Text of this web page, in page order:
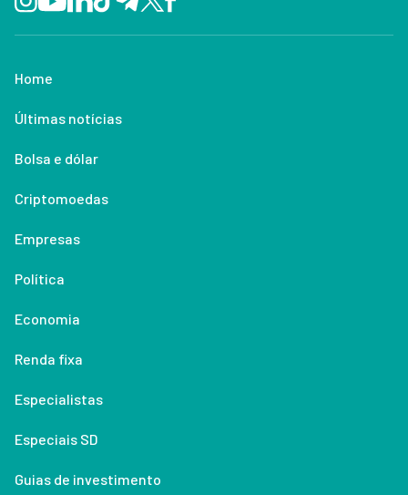
Home
Últimas notícias
Bolsa e dólar
Criptomoedas
Empresas
Política
Economia
Renda fixa
Especialistas
Especiais SD
Guias de investimento